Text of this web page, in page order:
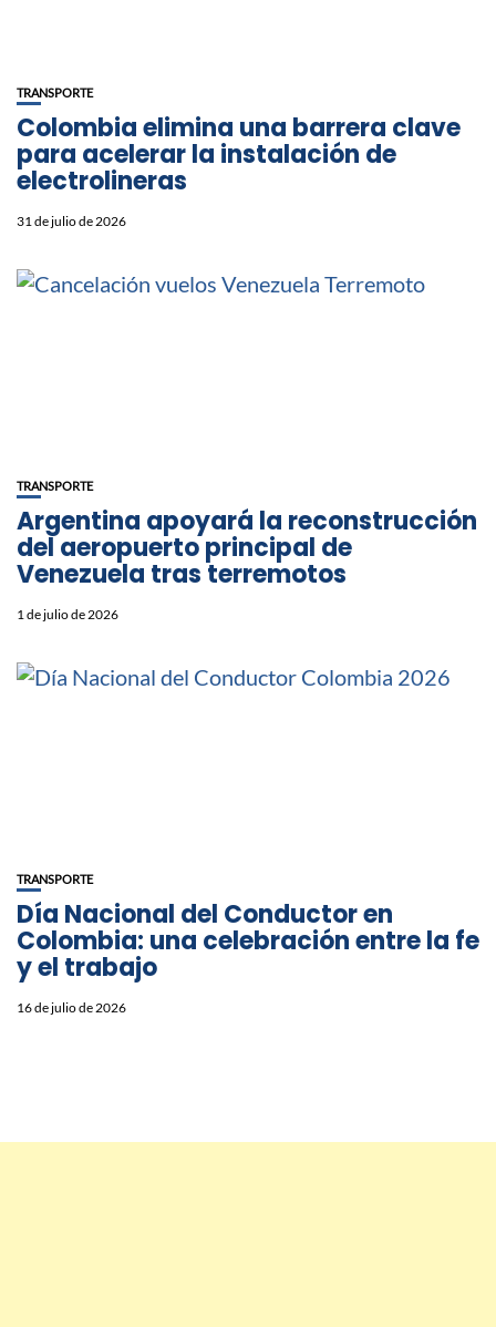
TRANSPORTE
Colombia elimina una barrera clave
para acelerar la instalación de
electrolineras
31 de julio de 2026
TRANSPORTE
Argentina apoyará la reconstrucción
del aeropuerto principal de
Venezuela tras terremotos
1 de julio de 2026
TRANSPORTE
Día Nacional del Conductor en
Colombia: una celebración entre la fe
y el trabajo
16 de julio de 2026